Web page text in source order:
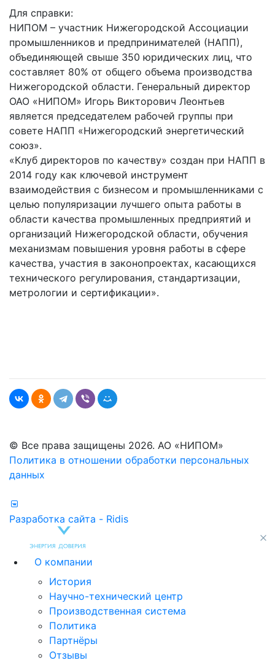
Для справки:
НИПОМ – участник Нижегородской Ассоциации
промышленников и предпринимателей (НАПП),
объединяющей свыше 350 юридических лиц, что
составляет 80% от общего объема производства
Нижегородской области. Генеральный директор
ОАО «НИПОМ» Игорь Викторович Леонтьев
является председателем рабочей группы при
совете НАПП «Нижегородский энергетический
союз».
«Клуб директоров по качеству» создан при НАПП в
2014 году как ключевой инструмент
взаимодействия с бизнесом и промышленниками с
целью популяризации лучшего опыта работы в
области качества промышленных предприятий и
организаций Нижегородской области, обучения
механизмам повышения уровня работы в сфере
качества, участия в законопроектах, касающихся
технического регулирования, стандартизации,
метрологии и сертификации».
© Все права защищены 2026. АО «НИПОМ»
Политика в отношении обработки персональных
данных
Разработка сайта - Ridis
О компании
История
Научно-технический центр
Производственная система
Политика
Партнёры
Отзывы